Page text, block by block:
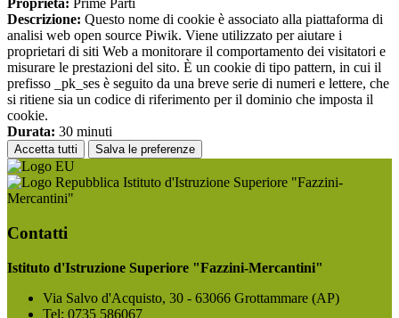
Proprieta: Prime Parti
Descrizione: Questo nome di cookie è associato alla piattaforma di
analisi web open source Piwik. Viene utilizzato per aiutare i
proprietari di siti Web a monitorare il comportamento dei visitatori e
misurare le prestazioni del sito. È un cookie di tipo pattern, in cui il
prefisso _pk_ses è seguito da una breve serie di numeri e lettere, che
si ritiene sia un codice di riferimento per il dominio che imposta il
cookie.
Durata: 30 minuti
Accetta tutti Salva le preferenze
Istituto d'Istruzione Superiore "Fazzini-
Mercantini"
Contatti
Istituto d'Istruzione Superiore "Fazzini-Mercantini"
Via Salvo d'Acquisto, 30 - 63066 Grottammare (AP)
Tel: 0735 586067